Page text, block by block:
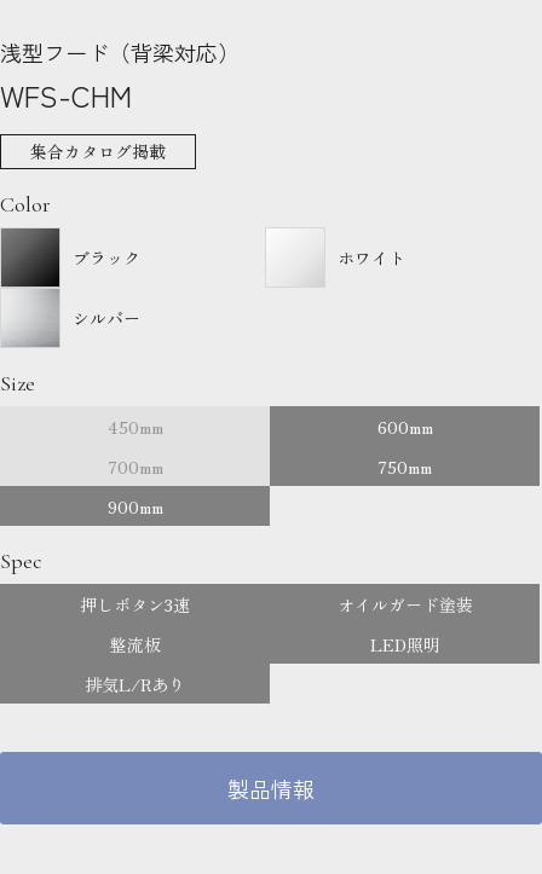
浅型フード（背梁対応）
WFS-CHM
集合カタログ掲載
Color
ブラック ホワイト
シルバー
Size
450mm
600mm
700mm
750mm
900mm
Spec
押しボタン3速
オイルガード塗装
整流板
LED照明
排気L/Rあり
製品情報